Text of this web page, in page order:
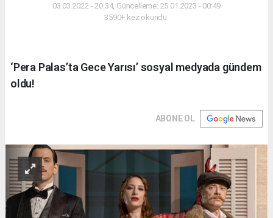
03.03.2022 - 20:34, Güncelleme: 25.01.2023 - 00:49
3590+ kez okundu.
‘Pera Palas’ta Gece Yarısı’ sosyal medyada gündem
oldu!
ABONE OL